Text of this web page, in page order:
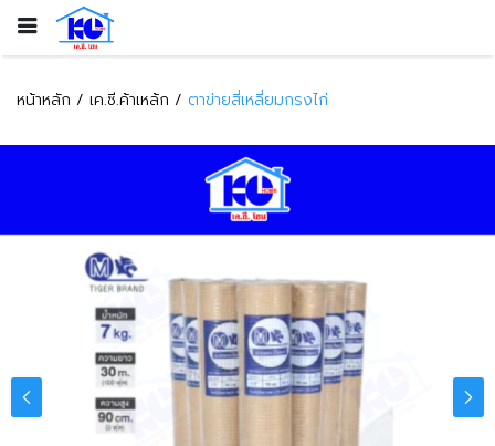
หน้าหลัก เค.ซี.ค้าเหล้ก ตาข่ายสี่เหลี่ยมกรงไก่